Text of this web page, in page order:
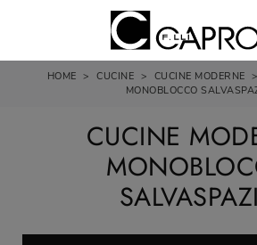
HOME > CUCINE > CUCINE MODERNE >
MONOBLOCCO
CUCINE